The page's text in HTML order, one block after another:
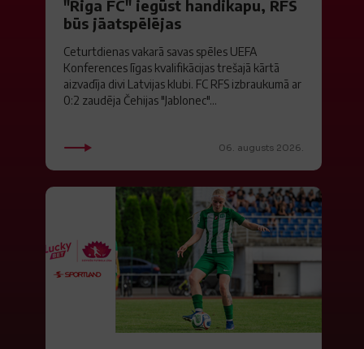
"Riga FC" iegūst handikapu, RFS
būs jāatspēlējas
Ceturtdienas vakarā savas spēles UEFA
Konferences līgas kvalifikācijas trešajā kārtā
aizvadīja divi Latvijas klubi. FC RFS izbraukumā ar
0:2 zaudēja Čehijas "Jablonec"...
06. augusts 2026.